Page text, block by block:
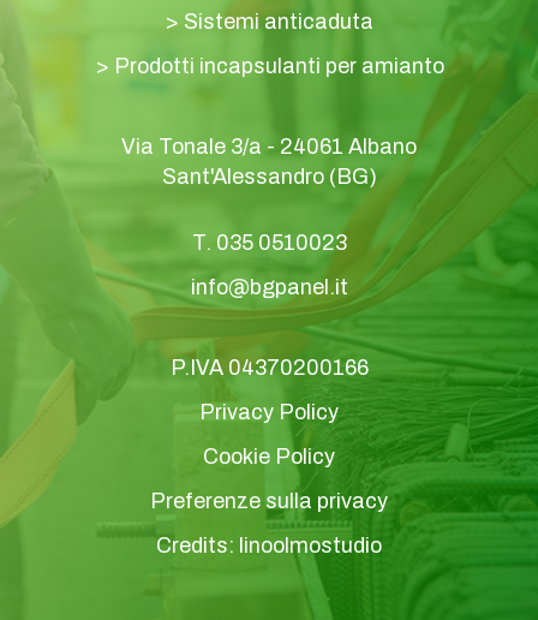
> Sistemi anticaduta
> Prodotti incapsulanti per amianto
Via Tonale 3/a - 24061 Albano
Sant'Alessandro (BG)
T. 035 0510023
info@bgpanel.it
P.IVA 04370200166
Privacy Policy
Cookie Policy
Preferenze sulla privacy
Credits: linoolmostudio